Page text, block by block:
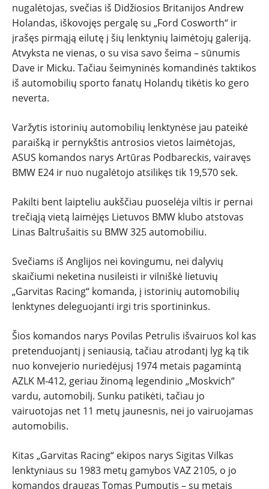
nugalėtojas, svečias iš Didžiosios Britanijos Andrew
Holandas, iškovojęs pergalę su „Ford Cosworth“ ir
įrašęs pirmąją eilutę į šių lenktynių laimėtojų galeriją.
Atvyksta ne vienas, o su visa savo šeima – sūnumis
Dave ir Micku. Tačiau šeimyninės komandinės taktikos
iš automobilių sporto fanatų Holandų tikėtis ko gero
neverta.
Varžytis istorinių automobilių lenktynėse jau pateikė
paraišką ir pernykštis antrosios vietos laimėtojas,
ASUS komandos narys Artūras Podbareckis, vairavęs
BMW E24 ir nuo nugalėtojo atsilikęs tik 19,570 sek.
Pakilti bent laipteliu aukščiau puoselėja viltis ir pernai
trečiąją vietą laimėjęs Lietuvos BMW klubo atstovas
Linas Baltrušaitis su BMW 325 automobiliu.
Svečiams iš Anglijos nei kovingumu, nei dalyvių
skaičiumi neketina nusileisti ir vilniškė lietuvių
„Garvitas Racing“ komanda, į istorinių automobilių
lenktynes deleguojanti irgi tris sportininkus.
Šios komandos narys Povilas Petrulis išvairuos kol kas
pretenduojantį į seniausią, tačiau atrodantį lyg ką tik
nuo konvejerio nuriedėjusį 1974 metais pagamintą
AZLK M-412, geriau žinomą legendinio „Moskvich“
vardu, automobilį. Sunku patikėti, tačiau jo
vairuotojas net 11 metų jaunesnis, nei jo vairuojamas
automobilis.
Kitas „Garvitas Racing“ ekipos narys Sigitas Vilkas
lenktyniaus su 1983 metų gamybos VAZ 2105, o jo
komandos draugas Tomas Pumputis – su metais